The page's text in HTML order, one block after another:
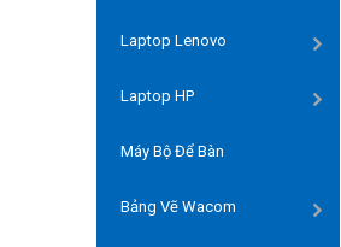
Laptop Lenovo
Laptop HP
Máy Bộ Để Bàn
Bảng Vẽ Wacom